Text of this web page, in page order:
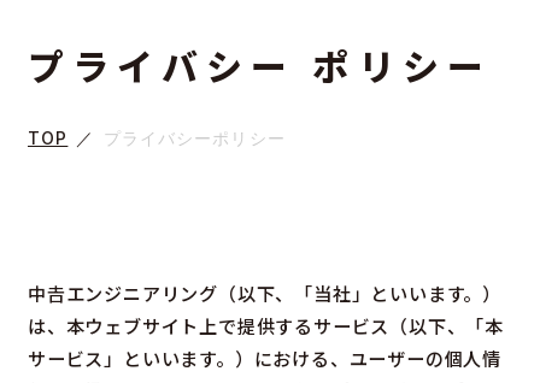
プライバシー ポリシー
TOP プライバシーポリシー
中𠮷エンジニアリング（以下、「当社」といいます。）
は、本ウェブサイト上で提供するサービス（以下、「本
サービス」といいます。）における、ユーザーの個人情